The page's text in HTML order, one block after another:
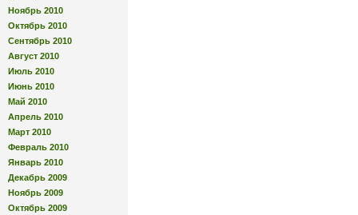
Ноябрь 2010
Октябрь 2010
Сентябрь 2010
Август 2010
Июль 2010
Июнь 2010
Май 2010
Апрель 2010
Март 2010
Февраль 2010
Январь 2010
Декабрь 2009
Ноябрь 2009
Октябрь 2009